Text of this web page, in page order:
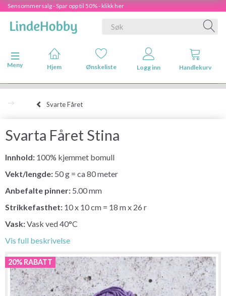
Sensommersalg - Spar opp til 50% - klikk her
Veksle navigasjon
Meny
Hjem Ønskeliste Logg inn Handlekurv
Svarte Fåret
Svarta Fåret Stina
Innhold: 100% kjemmet bomull
Vekt/lengde: 50 g = ca 80 meter
Anbefalte pinner: 5.00 mm
Strikkefasthet: 10 x 10 cm = 18 m x 26 r
Vask:Vask ved 40°C
Vis full beskrivelse
20% RABATT